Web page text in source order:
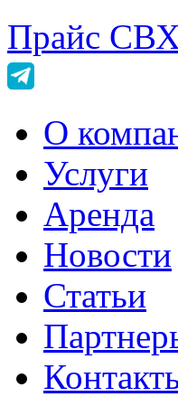
Прайс
О
Услуги
Аренда
Новости
Статьи